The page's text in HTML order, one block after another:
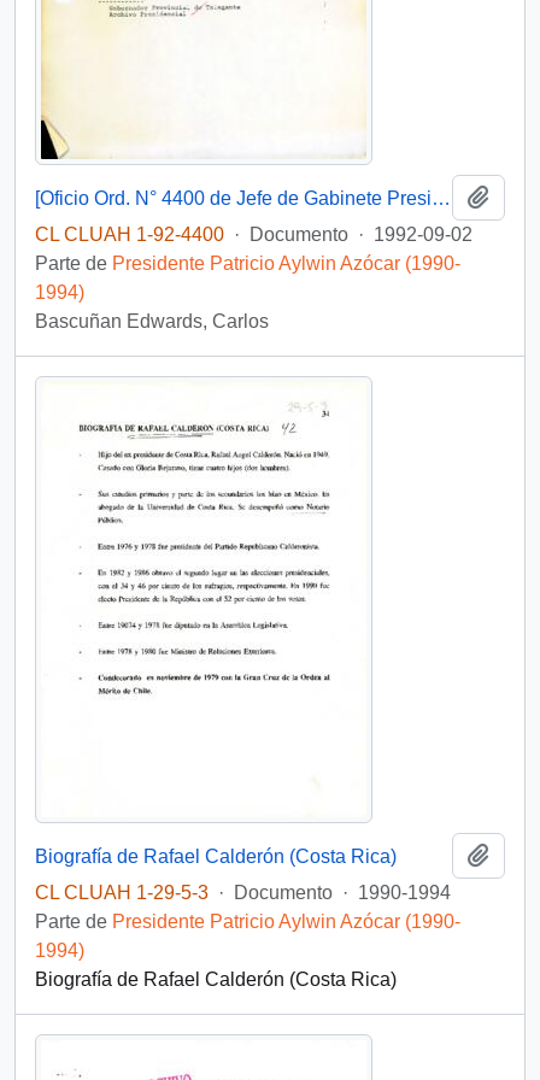
[Oficio Ord. N° 4400 de Jefe de Gabinete Presidencial, remite copia de carta]
CL CLUAH 1-92-4400 · Documento · 1992-09-02
Parte de Presidente Patricio Aylwin Azócar (1990-
1994)
Bascuñan Edwards, Carlos
Biografía de Rafael Calderón (Costa Rica)
CL CLUAH 1-29-5-3 · Documento · 1990-1994
Parte de Presidente Patricio Aylwin Azócar (1990-
1994)
Biografía de Rafael Calderón (Costa Rica)